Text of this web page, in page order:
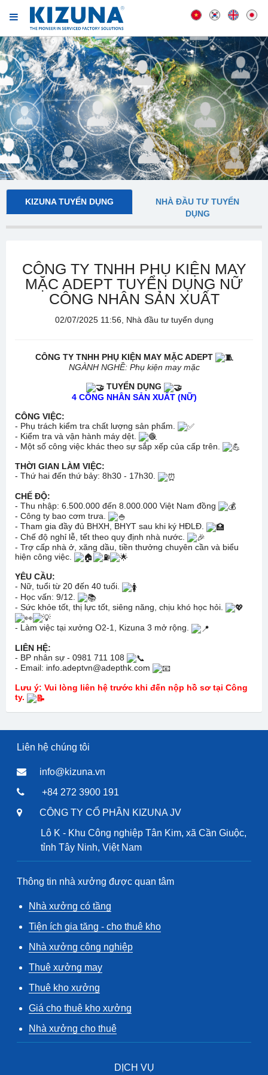
KIZUNA TUYỂN DỤNG
NHÀ ĐẦU TƯ TUYỂN
DỤNG
CÔNG TY TNHH PHỤ KIỆN MAY
MẶC ADEPT TUYỂN DỤNG NỮ
CÔNG NHÂN SẢN XUẤT
02/07/2025 11:56, Nhà đầu tư tuyển dụng
CÔNG TY TNHH PHỤ KIỆN MAY MẶC ADEPT
NGÀNH NGHỀ: Phụ kiện may mặc
TUYỂN DỤNG
4 CÔNG NHÂN SẢN XUẤT (NỮ)
CÔNG VIỆC:
- Phụ trách kiểm tra chất lượng sản phẩm.
- Kiểm tra và vận hành máy dệt.
- Một số công việc khác theo sự sắp xếp của cấp trên.
THỜI GIAN LÀM VIỆC:
- Thứ hai đến thứ bảy: 8h30 - 17h30.
CHẾ ĐỘ:
- Thu nhập: 6.500.000 đến 8.000.000 Việt Nam đồng
- Công ty bao cơm trưa.
- Tham gia đầy đủ BHXH, BHYT sau khi ký HĐLĐ.
- Chế độ nghỉ lễ, tết theo quy định nhà nước.
- Trợ cấp nhà ở, xăng dầu, tiền thưởng chuyên cần và biểu
hiện công việc.
YÊU CẦU:
- Nữ, tuổi từ 20 đến 40 tuổi.
- Học vấn: 9/12.
- Sức khỏe tốt, thị lực tốt, siêng năng, chịu khó học hỏi.
- Làm việc tại xưởng O2-1, Kizuna 3 mở rộng.
LIÊN HỆ:
- BP nhân sự - 0981 711 108
- Email: info.adeptvn@adepthk.com
Lưu ý: Vui lòng liên hệ trước khi đến nộp hồ sơ tại Công
ty.
Liên hệ chúng tôi
info@kizuna.vn
+84 272 3900 191
CÔNG TY CỔ PHẦN KIZUNA JV
Lô K - Khu Công nghiệp Tân Kim, xã Cần Giuộc,
tỉnh Tây Ninh, Việt Nam
Thông tin nhà xưởng được quan tâm
Nhà xưởng có tầng
Tiện ích gia tăng - cho thuê kho
Nhà xưởng công nghiệp
Thuê xưởng may
Thuê kho xưởng
Giá cho thuê kho xưởng
Nhà xưởng cho thuê
DỊCH VỤ